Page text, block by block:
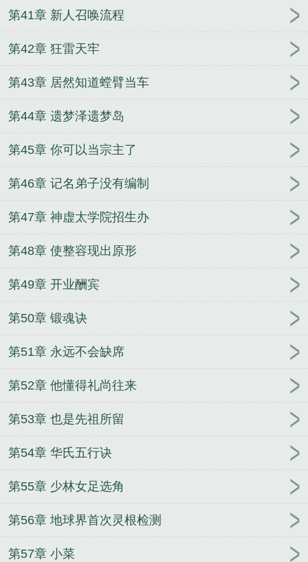
第41章 新人召唤流程
第42章 狂雷天牢
第43章 居然知道螳臂当车
第44章 遗梦泽遗梦岛
第45章 你可以当宗主了
第46章 记名弟子没有编制
第47章 神虚太学院招生办
第48章 使整容现出原形
第49章 开业酬宾
第50章 锻魂诀
第51章 永远不会缺席
第52章 他懂得礼尚往来
第53章 也是先祖所留
第54章 华氏五行诀
第55章 少林女足选角
第56章 地球界首次灵根检测
第57章 小菜